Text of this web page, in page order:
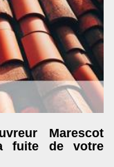
Marescot
fuite de votre